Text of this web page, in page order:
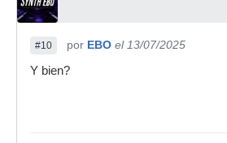
#10 por EBO el 13/07/2025
Y bien?